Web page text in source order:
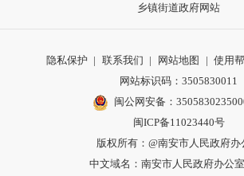
乡镇街道政府网站
隐私保护 | 联系我们 | 网站地图 | 使用
网站标识码：3505830011
闽公网安备：
闽ICP备11023440号
版权所有：@南安市人民政府办
中文域名：南安市人民政府办公